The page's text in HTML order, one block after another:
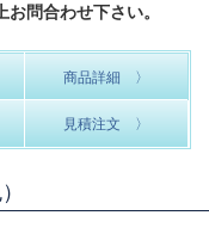
問合わせ下さい。
商品詳細 〉
見積注文 〉